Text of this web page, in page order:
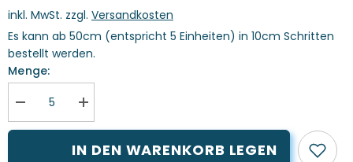
inkl. MwSt. zzgl. Versandkosten
Es kann ab 50cm (entspricht 5 Einheiten) in 10cm Schritten
bestellt werden.
Menge:
Menge
verringern
für
Baumwollstoff
Menge
erhöhen
für
Baumwollstoff
Fahnentuch
IN DEN WARENKORB LEGEN